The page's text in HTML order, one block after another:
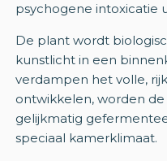
psychogene intoxicatie
De plant wordt
kunstlicht in een
verdampen het volle,
ontwikkelen, worden
gelijkmatig
speciaal kamerklimaat.